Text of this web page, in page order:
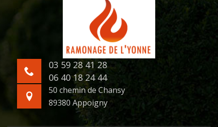
03 59 28 41 28
06 40 18 24 44
50 chemin de Chansy
89380 Appoigny